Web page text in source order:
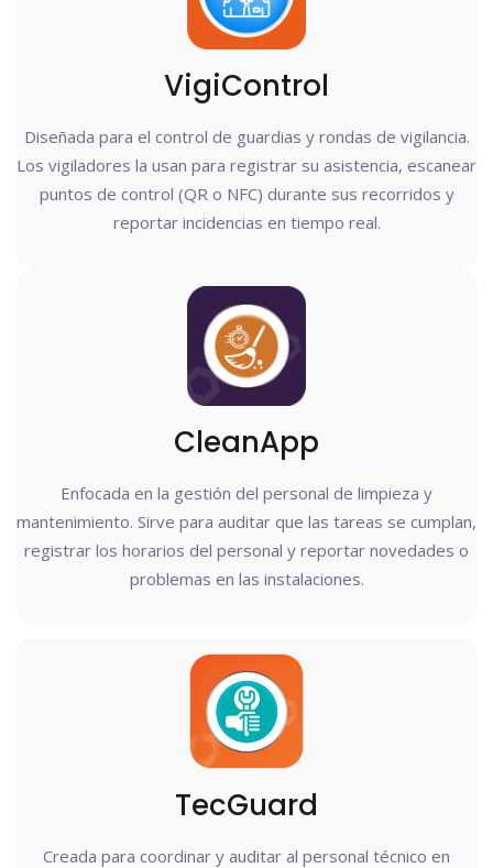
VigiControl
Diseñada para el control de guardias y rondas de vigilancia.
Los vigiladores la usan para registrar su asistencia, escanear
puntos de control (QR o NFC) durante sus recorridos y
reportar incidencias en tiempo real.
CleanApp
Enfocada en la gestión del personal de limpieza y
mantenimiento. Sirve para auditar que las tareas se cumplan,
registrar los horarios del personal y reportar novedades o
problemas en las instalaciones.
TecGuard
Creada para coordinar y auditar al personal técnico en